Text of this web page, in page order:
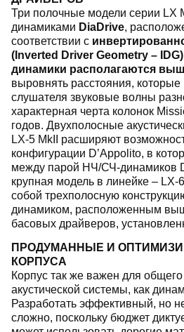
Три полочные модели серии LX
динамиками DiaDrive,
соответствии с
(Inverted Driver Geometry –
динамики располагаются
выровнять расстояния, которые
слушателя звуковые волны
характерная черта колонок
годов. Двухполосные
LX-5 MkII расширяют
конфигурации D’Appolito, в
между парой НЧ/СЧ-динамиков
крупная модель в линейке – LX-
собой трехполосную
динамиком, расположенным
басовых драйверов,
ПРОДУМАННЫЕ И
КОРПУСА
Корпус так же важен для общего
акустической системы, как
Разработать эффективный, но
сложно, поскольку бюджет